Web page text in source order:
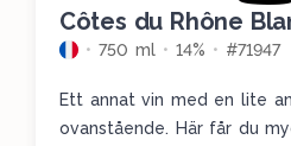
Côtes du Rhône
750 ml 14% #71947
Ett annat vin med en lite
ovanstående. Här får du